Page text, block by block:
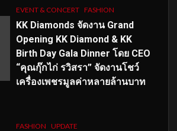
EVENT & CONCERT FASHION
KK Diamonds จัดงาน Grand
Opening KK Diamond & KK
Birth Day Gala Dinner โดย CEO
“คุณกุ๊กไก่ รวิสรา” จัดงานโชว์
เครื่องเพชรมูลค่าหลายล้านบาท
FASHION UPDATE